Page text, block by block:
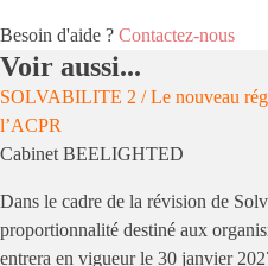
Besoin d'aide ? Contactez-nous
Voir aussi...
SOLVABILITE 2 / Le nouveau
l’ACPR
Cabinet BEELIGHTED
Dans le cadre de la révision de
proportionnalité destiné aux
entrera en vigueur le 30 janvier